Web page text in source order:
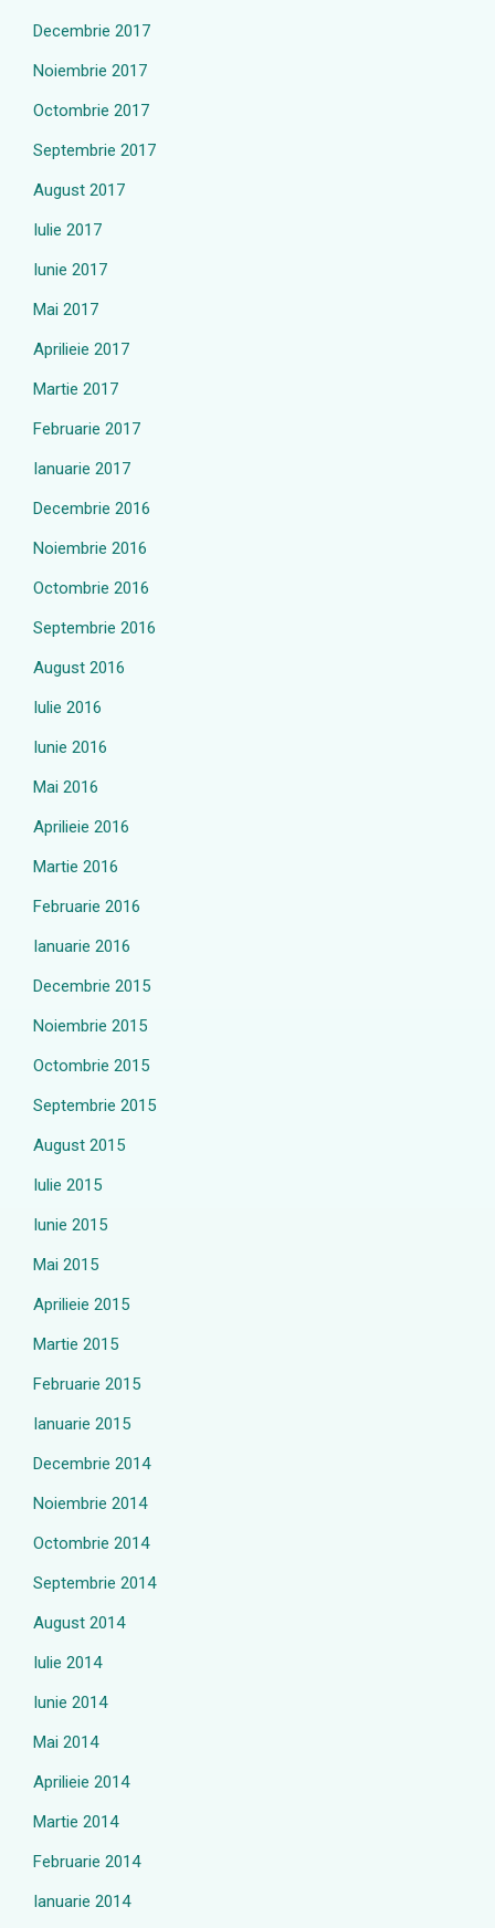
Decembrie 2017
Noiembrie 2017
Octombrie 2017
Septembrie 2017
August 2017
Iulie 2017
Iunie 2017
Mai 2017
Aprilieie 2017
Martie 2017
Februarie 2017
Ianuarie 2017
Decembrie 2016
Noiembrie 2016
Octombrie 2016
Septembrie 2016
August 2016
Iulie 2016
Iunie 2016
Mai 2016
Aprilieie 2016
Martie 2016
Februarie 2016
Ianuarie 2016
Decembrie 2015
Noiembrie 2015
Octombrie 2015
Septembrie 2015
August 2015
Iulie 2015
Iunie 2015
Mai 2015
Aprilieie 2015
Martie 2015
Februarie 2015
Ianuarie 2015
Decembrie 2014
Noiembrie 2014
Octombrie 2014
Septembrie 2014
August 2014
Iulie 2014
Iunie 2014
Mai 2014
Aprilieie 2014
Martie 2014
Februarie 2014
Ianuarie 2014